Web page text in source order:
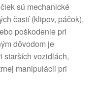
sú mechanické
častí (klipov, páčok),
poškodenie pri
dôvodom je
starších vozidlách,
manipulácii pri